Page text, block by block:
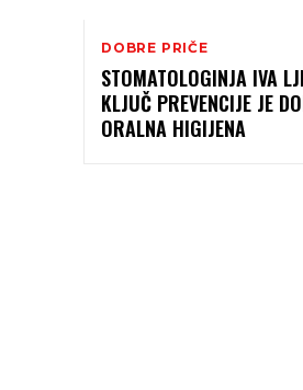
DOBRE PRIČE
STOMATOLOGINJA IVA
KLJUČ PREVENCIJE JE
ORALNA HIGIJENA